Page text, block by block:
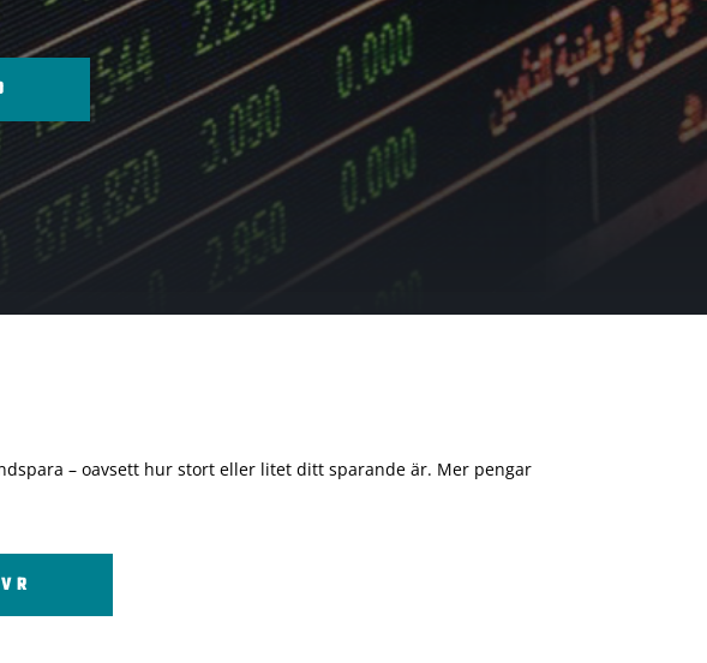
– oavsett hur stort eller litet ditt sparande är. Mer pengar